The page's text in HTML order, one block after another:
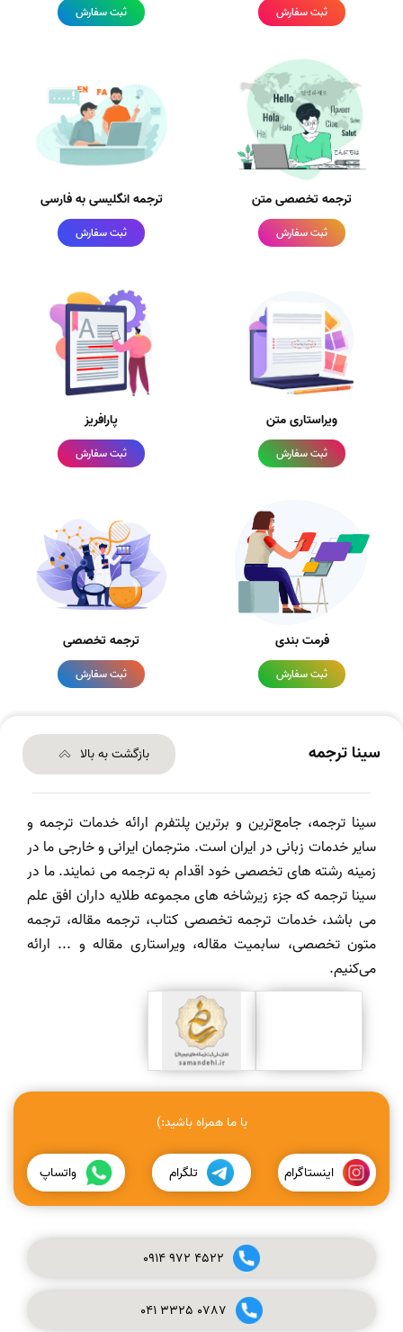
ثبت سفارش ثبت سفارش
ترجمه تخصصی متن
ثبت سفارش
ترجمه انگلیسی به فارسی
ثبت سفارش
ویراستاری متن
ثبت سفارش
پارافریز
ثبت سفارش
فرمت بندی
ثبت سفارش
ترجمه تخصصی
ثبت سفارش
سینا ترجمه بازگشت به بالا
سینا ترجمه، جامع‌ترین و برترین پلتفرم ارائه خدمات ترجمه و
سایر خدمات زبانی در ایران است. مترجمان ایرانی و خارجی ما در
زمینه رشته های تخصصی خود اقدام به ترجمه می نمایند. ما در
سینا ترجمه که جزء زیرشاخه های مجموعه طلایه داران افق علم
می باشد، خدمات ترجمه تخصصی کتاب، ترجمه مقاله، ترجمه
متون تخصصی، سابمیت مقاله، ویراستاری مقاله و ... ارائه
می‌کنیم.
با ما همراه باشید:)
اینستاگرام تلگرام واتساپ
0914972 4522
041 3325 0787